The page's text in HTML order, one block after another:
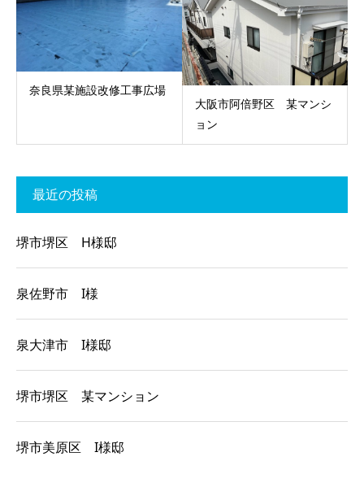
奈良県某施設改修工事広場
大阪市阿倍野区 某マンシ
ョン
最近の投稿
堺市堺区 H様邸
泉佐野市 I様
泉大津市 I様邸
堺市堺区 某マンション
堺市美原区 I様邸